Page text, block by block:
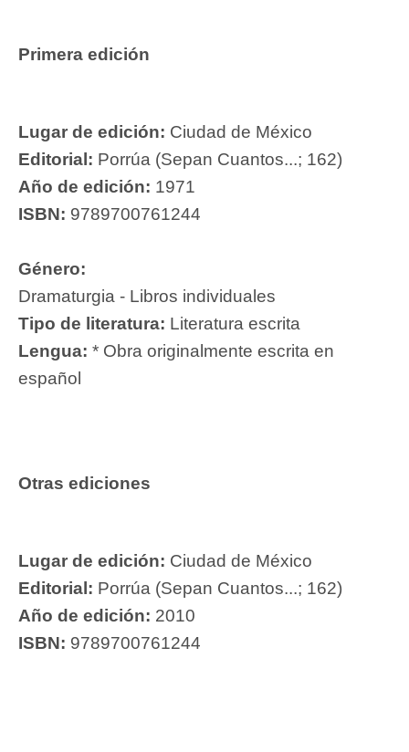
Primera edición
Lugar de edición: Ciudad de México
Editorial: Porrúa (Sepan Cuantos...; 162)
Año de edición: 1971
ISBN: 9789700761244
Género:
Dramaturgia - Libros individuales
Tipo de literatura: Literatura escrita
Lengua: * Obra originalmente escrita en
español
Otras ediciones
Lugar de edición: Ciudad de México
Editorial: Porrúa (Sepan Cuantos...; 162)
Año de edición: 2010
ISBN: 9789700761244